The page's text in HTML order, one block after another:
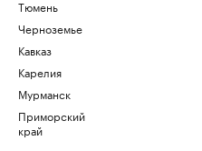
Тюмень
Черноземье
Кавказ
Карелия
Мурманск
Приморский
край